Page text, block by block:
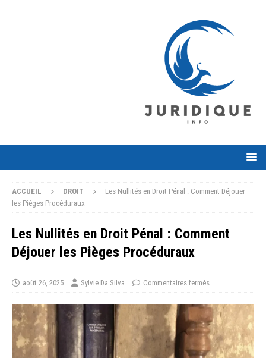
ACCUEIL DROIT
Les Nullités en Droit Pénal : Comment Déjouer
les Pièges Procéduraux
Les Nullités en Droit Pénal : Comment
Déjouer les Pièges Procéduraux
août 26, 2025 Sylvie Da Silva Commentaires fermés